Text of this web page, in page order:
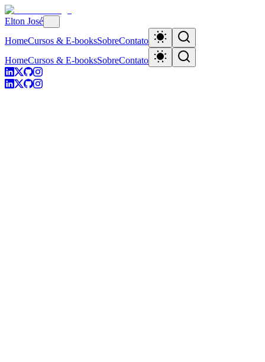
Elton José
HomeCursos & E-booksSobreContato
HomeCursos & E-booksSobreContato